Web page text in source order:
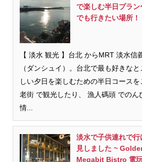
で楽しむ半日プラ
でも行きたい場所！
【 淡水 観光 】台北 からMRT 淡水信
（ダンシュイ）。台北で最も好きな
しい夕日を楽しむための半日コース
老街 で観光したり、 漁人碼頭 でのん
情...
淡水で子供連れで
見しました ~
Megabit Bistro 電